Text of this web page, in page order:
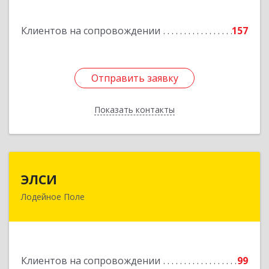
Клиентов на сопровождении 157
Отправить заявку
Показать контакты
Подробнее
Отправить заявку
Назад
ЭЛСИ
Лодейное Поле
Клиентов на сопровождении 99
187700, Ленинградская обл, Лодейное Поле г,